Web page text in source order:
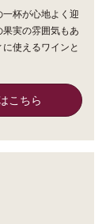
杯が心地よく迎
実の雰囲気もあ
使えるワインと
こちら